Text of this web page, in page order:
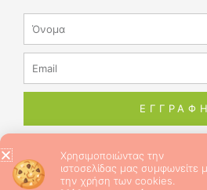
ΕΓΓΡΑΦΗ
© 2026 ALL RIGHTS
Χρησιμοποιώντας την
ιστοσελίδας μας συμφωνείτε
την χρήση των cookies.